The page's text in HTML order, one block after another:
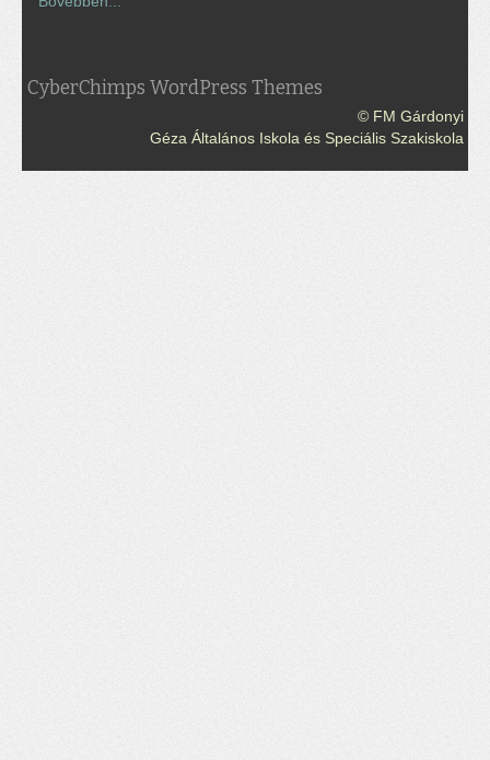
CyberChimps WordPress Themes
© FM Gárdonyi
Géza Általános Iskola és Speciális Szakiskola